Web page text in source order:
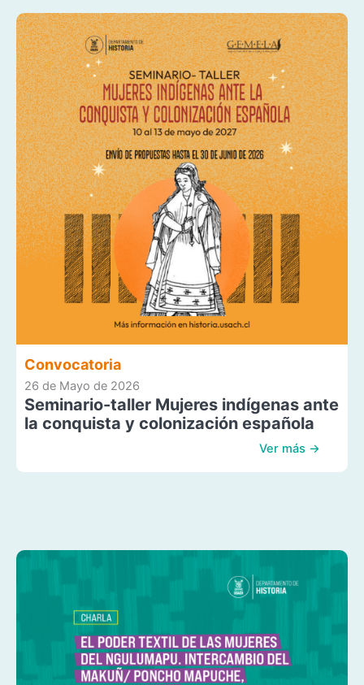
Convocatoria
26 de Mayo de 2026
Seminario-taller Mujeres indígenas ante
la conquista y colonización española
Ver más →